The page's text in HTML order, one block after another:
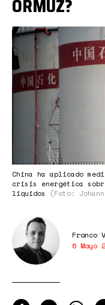
sinopec
China ha aplicado
crisis energética
liquidos
(Foto:
ORMUZ?
Franco
6 Mayo